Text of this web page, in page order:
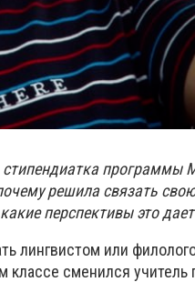
стипендиатка программы
решила связать
перспективы это
лингвистом или
сменился